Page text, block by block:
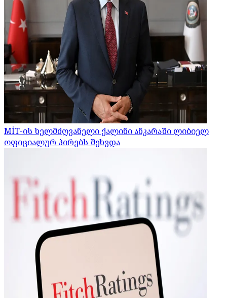
MİT-ის ხელმძღვანელი ქალინი ანკარაში ლიბიელ
ოფიციალურ პირებს შეხვდა